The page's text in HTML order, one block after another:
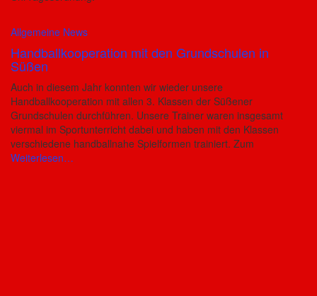
Allgemeine News
Handballkooperation mit den Grundschulen in
Süßen
Auch in diesem Jahr konnten wir wieder unsere
Handballkooperation mit allen 3. Klassen der Süßener
Grundschulen durchführen. Unsere Trainer waren insgesamt
viermal im Sportunterricht dabei und haben mit den Klassen
verschiedene handballnahe Spielformen trainiert. Zum
Weiterlesen…